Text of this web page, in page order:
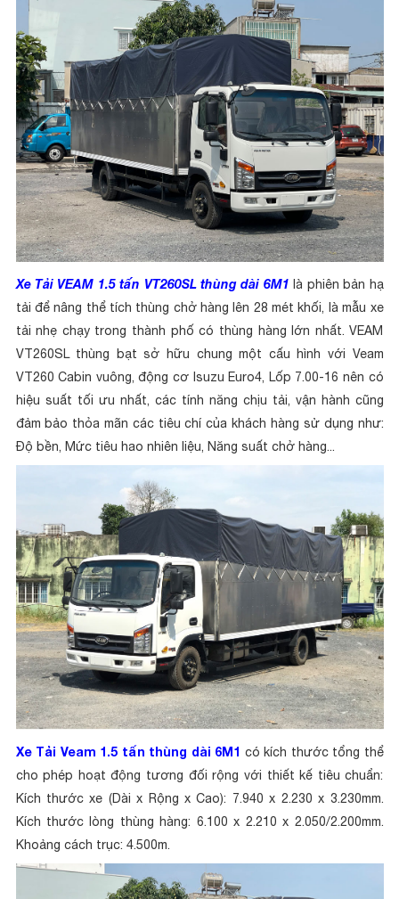
Xe Tải VEAM 1.5 tấn VT260SL thùng dài 6M1 là phiên bản hạ
tải để nâng thể tích thùng chở hàng lên 28 mét khối, là mẫu xe
tải nhẹ chạy trong thành phố có thùng hàng lớn nhất. VEAM
VT260SL thùng bạt sở hữu chung một cấu hình với Veam
VT260 Cabin vuông, động cơ Isuzu Euro4, Lốp 7.00-16 nên có
hiệu suất tối ưu nhất, các tính năng chịu tải, vận hành cũng
đảm bảo thỏa mãn các tiêu chí của khách hàng sử dụng như:
Độ bền, Mức tiêu hao nhiên liệu, Năng suất chở hàng...
Xe Tải Veam 1.5 tấn thùng dài 6M1 có kích thước tổng thể
cho phép hoạt động tương đối rộng với thiết kế tiêu chuẩn:
Kích thước xe (Dài x Rộng x Cao): 7.940 x 2.230 x 3.230mm.
Kích thước lòng thùng hàng: 6.100 x 2.210 x 2.050/2.200mm.
Khoảng cách trục: 4.500m.